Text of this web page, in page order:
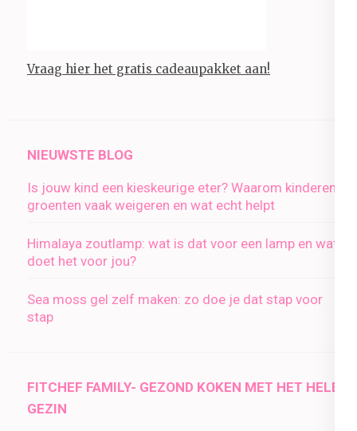
Vraag hier het gratis cadeaupakket aan!
NIEUWSTE BLOG
Is jouw kind een kieskeurige eter? Waarom kinderen
groenten vaak weigeren en wat echt helpt
Himalaya zoutlamp: wat is dat voor een lamp en wat
doet het voor jou?
Sea moss gel zelf maken: zo doe je dat stap voor
stap
FITCHEF FAMILY- GEZOND KOKEN MET HET HELE
GEZIN